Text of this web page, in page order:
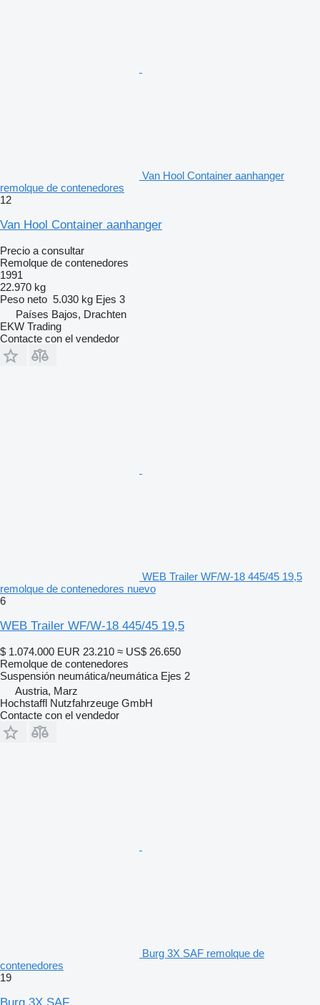
Van Hool Container aanhanger
remolque de contenedores
12
Van Hool Container aanhanger
Precio a consultar
Remolque de contenedores
1991
22.970 kg
Peso neto 5.030 kg Ejes 3
Países Bajos, Drachten
EKW Trading
Contacte con el vendedor
WEB Trailer WF/W-18 445/45 19,5
remolque de contenedores nuevo
6
WEB Trailer WF/W-18 445/45 19,5
$ 1.074.000 EUR 23.210 ≈ US$ 26.650
Remolque de contenedores
Suspensión neumática/neumática Ejes 2
Austria, Marz
Hochstaffl Nutzfahrzeuge GmbH
Contacte con el vendedor
Burg 3X SAF remolque de
contenedores
19
Burg 3X SAF